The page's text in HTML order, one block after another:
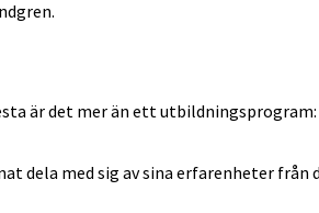
är det mer än ett
dela med sig av sina erfarenheter